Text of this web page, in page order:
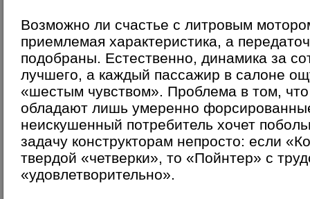
Возможно ли счастье с литровым
приемлемая характеристика, а
подобраны. Естественно, динамика за
лучшего, а каждый пассажир в салоне
«шестым чувством». Проблема в том,
обладают лишь умеренно
неискушенный потребитель хочет
задачу конструкторам непросто: если
твердой «четверки», то «Пойнтер» с
«удовлетворительно».